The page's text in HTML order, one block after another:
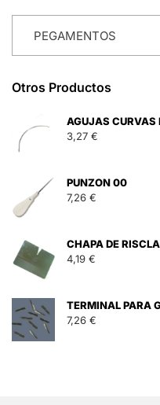
PEGAMENTOS
Otros Productos
AGUJAS CURVAS
3,27 €
PUNZON 00
7,26 €
CHAPA DE
4,19 €
TERMINAL PARA
7,26 €